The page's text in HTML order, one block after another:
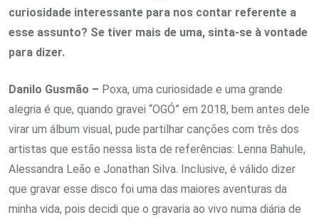
curiosidade interessante para nos contar referente a
esse assunto? Se tiver mais de uma, sinta-se à vontade
para dizer.
Danilo Gusmão – Poxa, uma curiosidade e uma grande
alegria é que, quando gravei “OGÓ” em 2018, bem antes dele
virar um álbum visual, pude partilhar canções com três dos
artistas que estão nessa lista de referências: Lenna Bahule,
Alessandra Leão e Jonathan Silva. Inclusive, é válido dizer
que gravar esse disco foi uma das maiores aventuras da
minha vida, pois decidi que o gravaria ao vivo numa diária de